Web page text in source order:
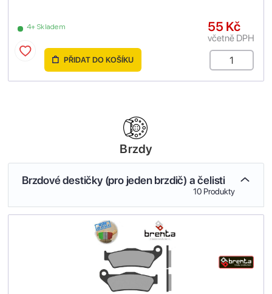
4+ Skladem 55 Kč
včetně DPH
PŘIDAT DO KOŠÍKU
Brzdy
Brzdové destičky (pro jeden brzdič) a čelisti
10 Produkty